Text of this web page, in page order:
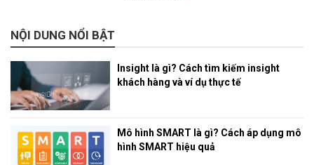
NỘI DUNG NỔI BẬT
Insight là gì? Cách tìm kiếm insight
khách hàng và ví dụ thực tế
Mô hình SMART là gì? Cách áp dụng mô
hình SMART hiệu quả